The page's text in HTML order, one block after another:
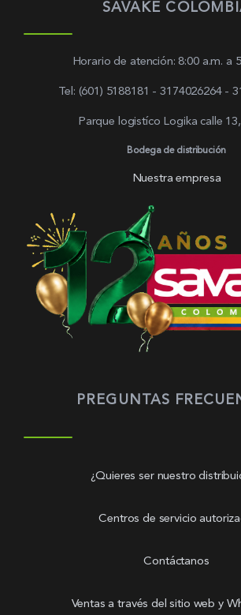
SAVAKE
Horario de atención: 8:00 a.m. a
Tel: (601) 5188181 - 3174026264 -
Parque logistíco Logika calle
Bodega de distribución
Nuestra empresa
PREGUNTAS
¿Quieres ser nuestro
Centros de servicio
Contáctanos
Ventas a través del sitio web y